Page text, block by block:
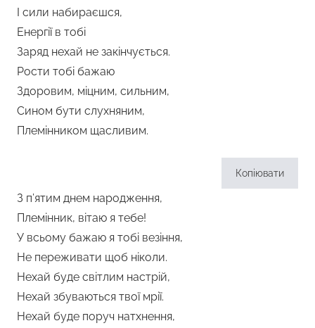
І сили набираєшся,
Енергії в тобі
Заряд нехай не закінчується.
Рости тобі бажаю
Здоровим, міцним, сильним,
Сином бути слухняним,
Племінником щасливим.
Копіювати
З п’ятим днем народження,
Племінник, вітаю я тебе!
У всьому бажаю я тобі везіння,
Не переживати щоб ніколи.
Нехай буде світлим настрій,
Нехай збуваються твої мрії.
Нехай буде поруч натхнення,